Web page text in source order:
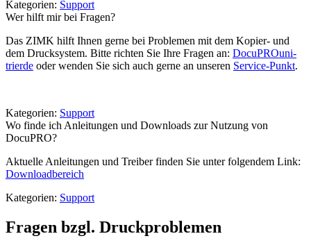
Kategorien: Support
Wer hilft mir bei Fragen?
Das ZIMK hilft Ihnen gerne bei Problemen mit dem Kopier- und
dem Drucksystem. Bitte richten Sie Ihre Fragen an: DocuPROuni-
trierde oder wenden Sie sich auch gerne an unseren Service-Punkt.
Kategorien: Support
Wo finde ich Anleitungen und Downloads zur Nutzung von
DocuPRO?
Aktuelle Anleitungen und Treiber finden Sie unter folgendem Link:
Downloadbereich
Kategorien: Support
Fragen bzgl. Druckproblemen